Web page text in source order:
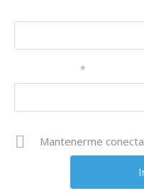
*
Mantenerme